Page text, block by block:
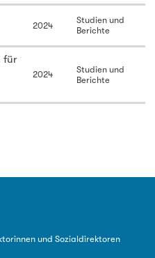
2024
Studien und
Berichte
für
2024
Studien und
Berichte
und Sozialdirektoren